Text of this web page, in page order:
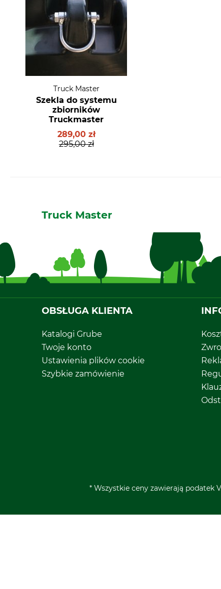
Truck Master
Szekla do systemu
zbiorników
Truckmaster
289,00 zł
295,00 zł
Truck Master
OBSŁUGA KLIENTA
Katalogi Grube
Twoje konto
Ustawienia plików cookie
Szybkie zamówienie
* Wszystkie ceny zawierają podatek